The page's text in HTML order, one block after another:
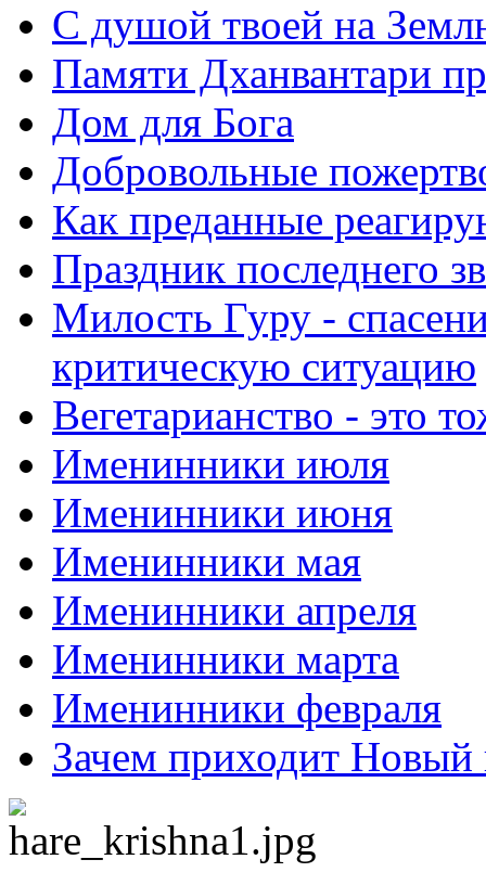
С душой твоей на
Памяти Дханвантари
Дом для Бога
Добровольные
Как преданные
Праздник последнего
Милость Гуру -
критическую ситуацию
Вегетарианство - это
Именинники июля
Именинники июня
Именинники мая
Именинники апреля
Именинники марта
Именинники февраля
Зачем приходит Новый